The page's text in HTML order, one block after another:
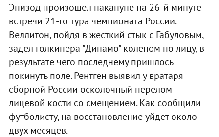
Эпизод произошел накануне на 26-й минуте
встречи 21-го тура чемпионата России.
Веллитон, пойдя в жесткий стык с Габуловым,
задел голкипера "Динамо" коленом по лицу, в
результате чего последнему пришлось
покинуть поле. Рентген выявил у вратаря
сборной России осколочный перелом
лицевой кости со смещением. Как сообщили
футболисту, на восстановление уйдет около
двух месяцев.